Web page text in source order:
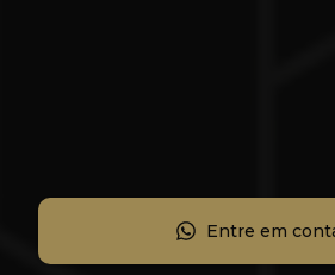
Entre em